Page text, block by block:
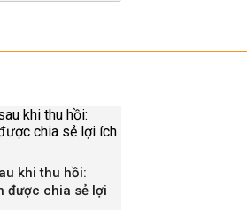
khi thu hồi:
được chia sẻ lợi